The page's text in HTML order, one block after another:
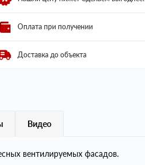
Оплата при получении
Доставка до объекта
Видео
вентилируемых фасадов.